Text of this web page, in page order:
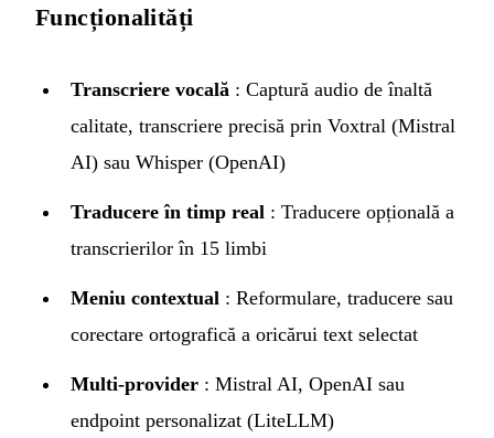
Funcționalități
Transcriere vocală : Captură audio de înaltă
calitate, transcriere precisă prin Voxtral (Mistral
AI) sau Whisper (OpenAI)
Traducere în timp real : Traducere opțională a
transcrierilor în 15 limbi
Meniu contextual : Reformulare, traducere sau
corectare ortografică a oricărui text selectat
Multi-provider : Mistral AI, OpenAI sau
endpoint personalizat (LiteLLM)